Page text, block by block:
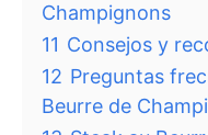
Champignons
11 Consejos y
12 Preguntas
Beurre de